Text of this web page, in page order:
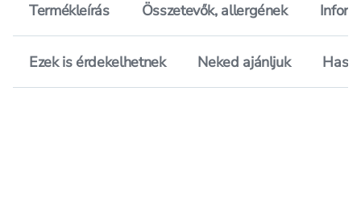
Termékleírás Összetevők, allergének
Ezek is érdekelhetnek Neked ajánljuk